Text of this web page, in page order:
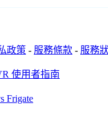
政策 - 服務條款 - 服務
使用者指南
Frigate